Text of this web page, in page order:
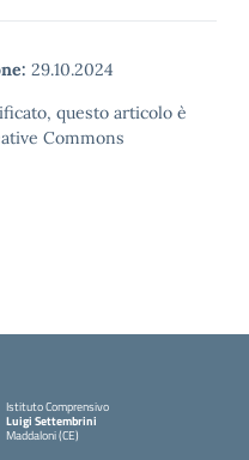
29.10.2024
questo articolo è
Commons
Istituto Comprensivo
Luigi Settembrini
Maddaloni (CE)